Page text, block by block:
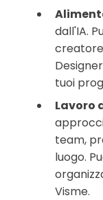
dall'IA.
creatore
tuoi
Lavoro
team,
luogo.
Visme.